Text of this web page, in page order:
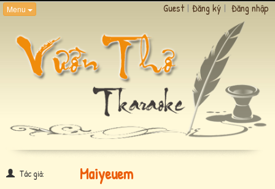
Menu Guest | Đăng ký | Đăng nhập
Tác giả: Maiyeuem